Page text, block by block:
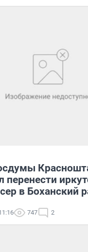
перенести
в Боханский
747 2